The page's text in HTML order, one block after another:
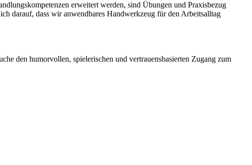
erweitert werden, sind Übungen und Praxisbezug
darauf, dass wir anwendbares Handwerkzeug für den Arbeitsalltag
den humorvollen, spielerischen und vertrauensbasierten Zugang zum